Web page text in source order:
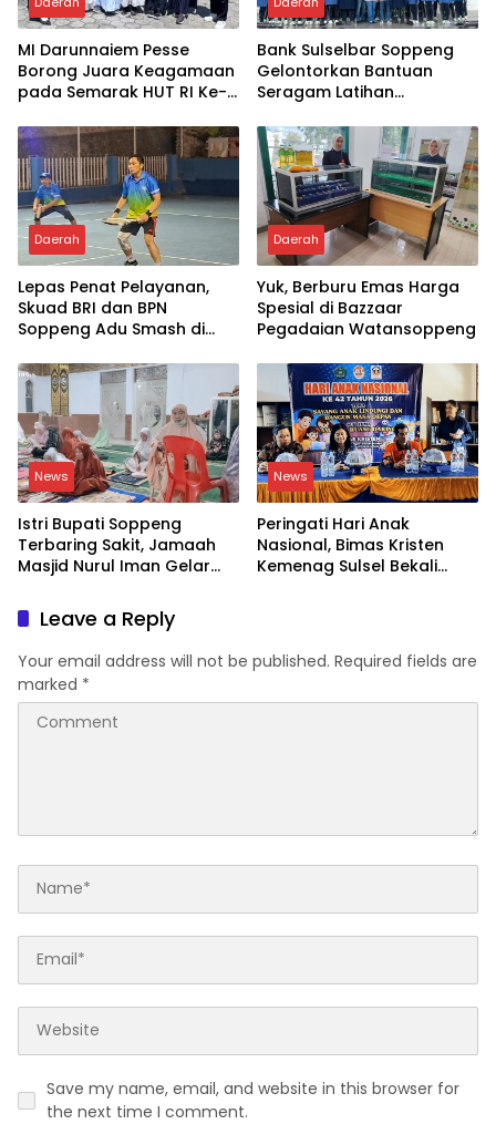
MI Darunnaiem Pesse
Borong Juara Keagamaan
pada Semarak HUT RI Ke-
Bank Sulselbar Soppeng
Gelontorkan Bantuan
Seragam Latihan
Daerah
Lepas Penat Pelayanan,
Skuad BRI dan BPN
Soppeng Adu Smash di
Daerah
Yuk, Berburu Emas Harga
Spesial di Bazzaar
Pegadaian Watansoppeng
News
Istri Bupati Soppeng
Terbaring Sakit, Jamaah
Masjid Nurul Iman Gelar
News
Peringati Hari Anak
Nasional, Bimas Kristen
Kemenag Sulsel Bekali
Leave a Reply
Your email address will not be published. Required fields are
marked *
Save my name, email, and website in this browser for
the next time I comment.